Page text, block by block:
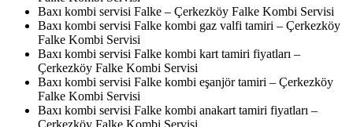
Baxı kombi servisi Falke – Çerkezköy Falke Kombi Servisi
Baxı kombi servisi Falke kombi gaz valfi tamiri – Çerkezköy
Falke Kombi Servisi
Baxı kombi servisi Falke kombi kart tamiri fiyatları –
Çerkezköy Falke Kombi Servisi
Baxı kombi servisi Falke kombi eşanjör tamiri – Çerkezköy
Falke Kombi Servisi
Baxı kombi servisi Falke kombi anakart tamiri fiyatları –
Çerkezköy Falke Kombi Servisi